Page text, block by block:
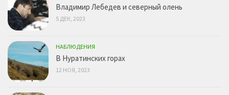
Владимир Лебедев и северный олень
5 ДЕК, 2023
НАБЛЮДЕНИЯ
В Нуратинских горах
12 НОЯ, 2023